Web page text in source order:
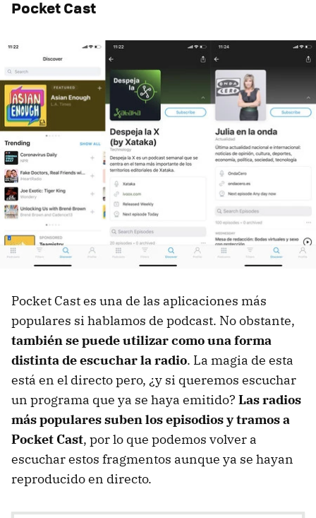
Pocket Cast
Pocket Cast es una de las aplicaciones más
populares si hablamos de podcast. No obstante,
también se puede utilizar como una forma
distinta de escuchar la radio. La magia de esta
está en el directo pero, ¿y si queremos escuchar
un programa que ya se haya emitido? Las radios
más populares suben los episodios y tramos a
Pocket Cast, por lo que podemos volver a
escuchar estos fragmentos aunque ya se hayan
reproducido en directo.